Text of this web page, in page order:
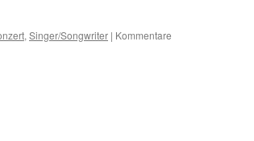
, Singer/Songwriter | Kommentare